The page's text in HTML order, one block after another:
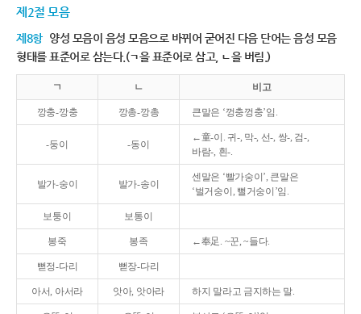
제2절 모음
제8항 양성 모음이 음성 모음으로 바뀌어 굳어진 다음 단어는 음성 모음
형태를 표준어로 삼는다.(ㄱ을 표준어로 삼고, ㄴ을 버림.)
ㄱ ㄴ 비고
깡충-깡충 깡총-깡총 큰말은 ‘껑충껑충’임.
-둥이 -동이
←童-이. 귀-, 막-, 선-, 쌍-, 검-,
바람-, 흰-.
발가-숭이 발가-송이
센말은 ‘빨가숭이’, 큰말은
‘벌거숭이, 뻘거숭이’임.
보퉁이 보통이
봉죽 봉족 ←奉足. ~꾼, ~들다.
뻗정-다리 뻗장-다리
아서, 아서라 앗아, 앗아라 하지 말라고 금지하는 말.